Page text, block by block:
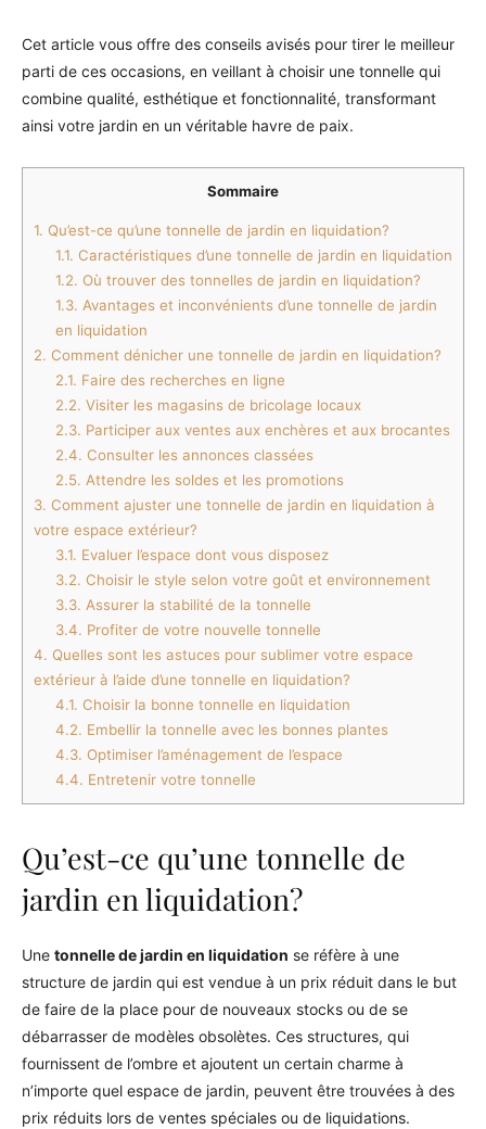
Cet article vous offre des conseils avisés pour tirer le meilleur
parti de ces occasions, en veillant à choisir une tonnelle qui
combine qualité, esthétique et fonctionnalité, transformant
ainsi votre jardin en un véritable havre de paix.
Sommaire
1. Qu’est-ce qu’une tonnelle de jardin en liquidation?
1.1. Caractéristiques d’une tonnelle de jardin en liquidation
1.2. Où trouver des tonnelles de jardin en liquidation?
1.3. Avantages et inconvénients d’une tonnelle de jardin
en liquidation
2. Comment dénicher une tonnelle de jardin en liquidation?
2.1. Faire des recherches en ligne
2.2. Visiter les magasins de bricolage locaux
2.3. Participer aux ventes aux enchères et aux brocantes
2.4. Consulter les annonces classées
2.5. Attendre les soldes et les promotions
3. Comment ajuster une tonnelle de jardin en liquidation à
votre espace extérieur?
3.1. Evaluer l’espace dont vous disposez
3.2. Choisir le style selon votre goût et environnement
3.3. Assurer la stabilité de la tonnelle
3.4. Profiter de votre nouvelle tonnelle
4. Quelles sont les astuces pour sublimer votre espace
extérieur à l’aide d’une tonnelle en liquidation?
4.1. Choisir la bonne tonnelle en liquidation
4.2. Embellir la tonnelle avec les bonnes plantes
4.3. Optimiser l’aménagement de l’espace
4.4. Entretenir votre tonnelle
Qu’est-ce qu’une tonnelle de
jardin en liquidation?
Une tonnelle de jardin en liquidation se réfère à une
structure de jardin qui est vendue à un prix réduit dans le but
de faire de la place pour de nouveaux stocks ou de se
débarrasser de modèles obsolètes. Ces structures, qui
fournissent de l’ombre et ajoutent un certain charme à
n’importe quel espace de jardin, peuvent être trouvées à des
prix réduits lors de ventes spéciales ou de liquidations.